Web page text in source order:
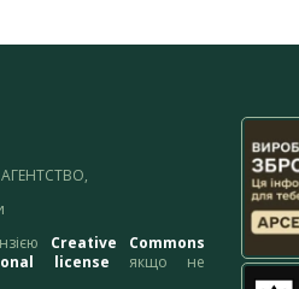
Creative Commons
license якщо не